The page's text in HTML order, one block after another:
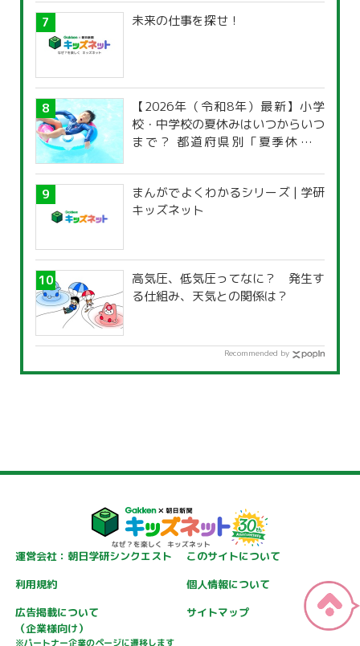
未来の仕事を探せ！
【2026年（令和8年）最新】小学
校・中学校の夏休みはいつからいつ
まで？ 都道府県別「夏季休暇一
まんがでよくわかるシリーズ | 学研
キッズネット
高気圧、低気圧ってなに？ 発生す
る仕組み、天気との関係は？
Recommended by
運営会社：朝日学研シンクエスト
このサイトについて
利用規約
個人情報について
広告掲載について
（企業様向け）
※パートナー企業のページに遷移します
サイトマップ